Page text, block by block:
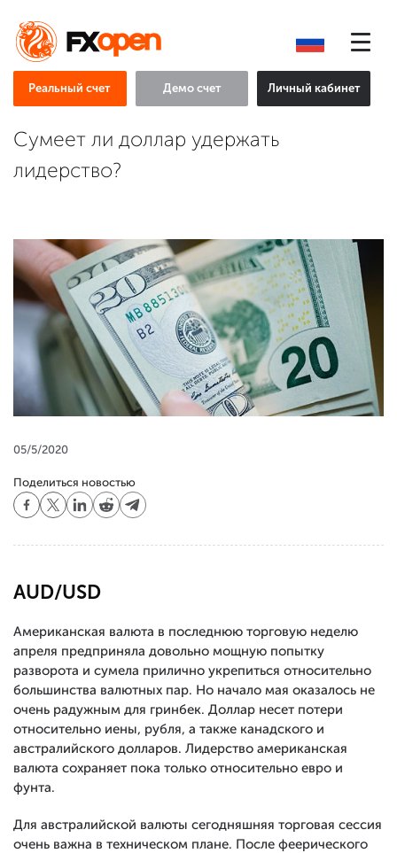
Реальный счет Демо счет Личный кабинет
Сумеет ли доллар удержать
лидерство?
05/5/2020
Поделиться новостью
AUD/USD
Американская валюта в последнюю торговую неделю
апреля предприняла довольно мощную попытку
разворота и сумела прилично укрепиться относительно
большинства валютных пар. Но начало мая оказалось не
очень радужным для гринбек. Доллар несет потери
относительно иены, рубля, а также канадского и
австралийского долларов. Лидерство американская
валюта сохраняет пока только относительно евро и
фунта.
Для австралийской валюты сегодняшняя торговая сессия
очень важна в техническом плане. После феерического